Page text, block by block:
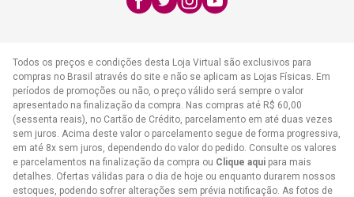
atendimento@cpad.com.br
Todos os preços e condições desta Loja Virtual são exclusivos para
compras no Brasil através do site e não se aplicam as Lojas Físicas. Em
períodos de promoções ou não, o preço válido será sempre o valor
apresentado na finalização da compra. Nas compras até R$ 60,00
(sessenta reais), no Cartão de Crédito, parcelamento em até duas vezes
sem juros. Acima deste valor o parcelamento segue de forma progressiva,
em até 8x sem juros, dependendo do valor do pedido. Consulte os valores
e parcelamentos na finalização da compra ou Clique aqui para mais
detalhes. Ofertas válidas para o dia de hoje ou enquanto durarem nossos
estoques, podendo sofrer alterações sem prévia notificação. As fotos de